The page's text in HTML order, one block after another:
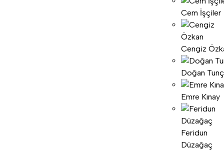
Cem İşçiler
Cengiz
Doğan
Emre Kınay
Feridun
Düzağaç